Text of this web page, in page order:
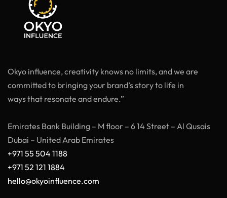
Okyo influence, creativity knows no limits, and we are
committed to bringing your brand’s story to life in
ways that resonate and endure.”
Emirates Bank Building – M floor – 6 14 Street – Al Qusais
Dubai – United Arab Emirates
+971 55 504 1188
+971 52 121 1884
hello@okyoinfluence.com